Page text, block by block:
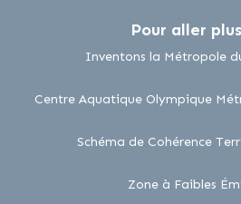
Pour aller
Inventons la Métropole
Centre Aquatique Olympique
Schéma de Cohérence
Zone à Faibles